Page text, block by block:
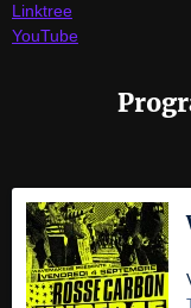
Linktree
YouTube